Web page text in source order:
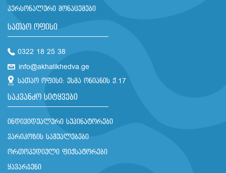
პერსონალური მონაცემები
სათაო ოფისი
0322 18 25 38
info@akhalikhedva.ge
სათაო ოფისი: ესმა ონიანის ქ.17
საკვანძო სიტყვები
ინდივიდუალური სუპინატორები
ვარიკოზის საშუალებები
ორთოპედიული ფიქსატორები
ყავარჯენი